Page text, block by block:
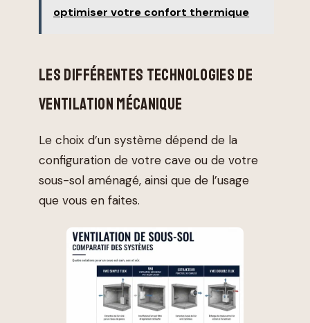
optimiser votre confort thermique
LES DIFFÉRENTES TECHNOLOGIES DE
VENTILATION MÉCANIQUE
Le choix d’un système dépend de la
configuration de votre cave ou de votre
sous-sol aménagé, ainsi que de l’usage
que vous en faites.